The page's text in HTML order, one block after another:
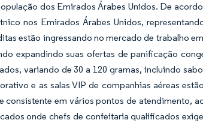
dos Emirados Árabes Unidos. De
nos Emirados Árabes Unidos,
estão ingressando no mercado de trabalho
expandindo suas ofertas de panificação
variando de 30 a 120 gramas, incluindo
e as salas VIP de companhias aéreas
em vários pontos de atendimento,
onde chefs de confeitaria qualificados